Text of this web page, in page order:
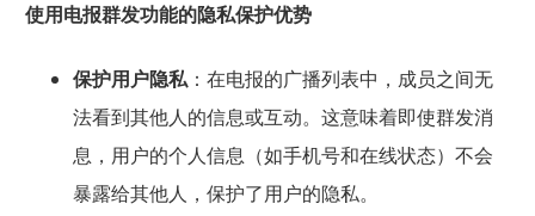
使用电报群发功能的隐私保护优势
保护用户隐私：在电报的广播列表中，成员之间无
法看到其他人的信息或互动。这意味着即使群发消
息，用户的个人信息（如手机号和在线状态）不会
暴露给其他人，保护了用户的隐私。